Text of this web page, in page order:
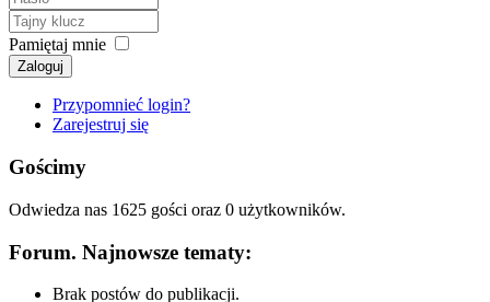
Pamiętaj mnie
Zaloguj
Przypomnieć login?
Zarejestruj się
Gościmy
Odwiedza nas 1625 gości oraz 0 użytkowników.
Forum. Najnowsze tematy:
Brak postów do publikacji.